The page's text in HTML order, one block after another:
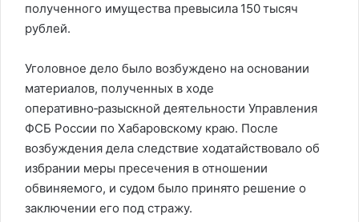
полученного имущества превысила 150 тысяч
рублей.
Уголовное дело было возбуждено на основании
материалов, полученных в ходе
оперативно‑разыскной деятельности Управления
ФСБ России по Хабаровскому краю. После
возбуждения дела следствие ходатайствовало об
избрании меры пресечения в отношении
обвиняемого, и судом было принято решение о
заключении его под стражу.